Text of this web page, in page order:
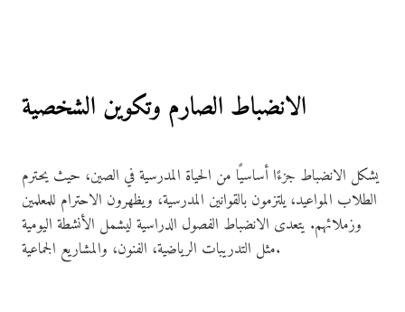
الانضباط الصارم وتكوين الشخصية
يشكل الانضباط جزءًا أساسيًا من الحياة المدرسية في الصين، حيث يحترم
الطلاب المواعيد، يلتزمون بالقوانين المدرسية، ويظهرون الاحترام للمعلمين
وزملائهم. يتعدى الانضباط الفصول الدراسية ليشمل الأنشطة اليومية
مثل التدريبات الرياضية، الفنون، والمشاريع الجماعية.